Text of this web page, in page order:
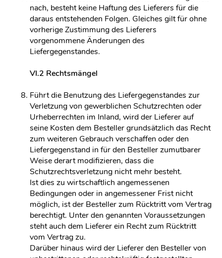
nach, besteht keine Haftung des Lieferers für die
daraus entstehenden Folgen. Gleiches gilt für ohne
vorherige Zustimmung des Lieferers
vorgenommene Änderungen des
Liefergegenstandes.
VI.2 Rechtsmängel
Führt die Benutzung des Liefergegenstandes zur
Verletzung von gewerblichen Schutzrechten oder
Urheberrechten im Inland, wird der Lieferer auf
seine Kosten dem Besteller grundsätzlich das Recht
zum weiteren Gebrauch verschaffen oder den
Liefergegenstand in für den Besteller zumutbarer
Weise derart modifizieren, dass die
Schutzrechtsverletzung nicht mehr besteht.
Ist dies zu wirtschaftlich angemessenen
Bedingungen oder in angemessener Frist nicht
möglich, ist der Besteller zum Rücktritt vom Vertrag
berechtigt. Unter den genannten Voraussetzungen
steht auch dem Lieferer ein Recht zum Rücktritt
vom Vertrag zu.
Darüber hinaus wird der Lieferer den Besteller von